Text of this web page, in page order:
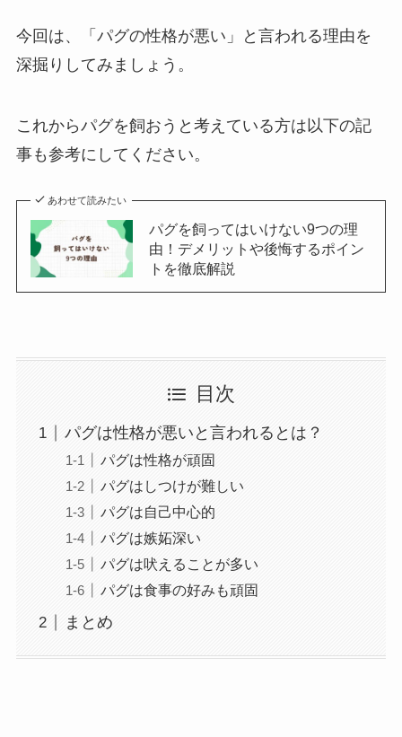
今回は、「パグの性格が悪い」と言われる理由を
深掘りしてみましょう。
これからパグを飼おうと考えている方は以下の記
事も参考にしてください。
あわせて読みたい
パグを飼ってはいけない9つの理
由！デメリットや後悔するポイン
トを徹底解説
目次
パグは性格が悪いと言われるとは？
パグは性格が頑固
パグはしつけが難しい
パグは自己中心的
パグは嫉妬深い
パグは吠えることが多い
パグは食事の好みも頑固
まとめ